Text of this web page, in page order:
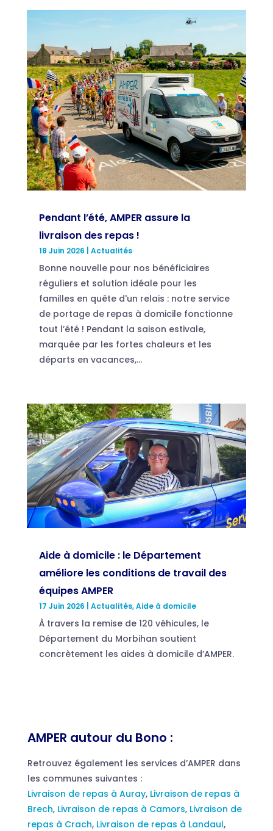
Pendant l’été, AMPER assure la
livraison des repas !
18 Juin 2026 Actualités
Bonne nouvelle pour nos bénéficiaires
réguliers et solution idéale pour les
familles en quête d'un relais : notre service
de portage de repas à domicile fonctionne
tout l’été ! Pendant la saison estivale,
marquée par les fortes chaleurs et les
départs en vacances,...
Aide à domicile : le Département
améliore les conditions de travail des
équipes AMPER
17 Juin 2026 Actualités,Aide à domicile
À travers la remise de 120 véhicules, le
Département du Morbihan soutient
concrètement les aides à domicile d’AMPER.
AMPER autour du Bono :
Retrouvez également les services d’AMPER dans
les communes suivantes :
Livraison de repas à Auray, Livraison de repas à
Brech, Livraison de repas à Camors, Livraison de
repas à Crach, Livraison de repas à Landaul,